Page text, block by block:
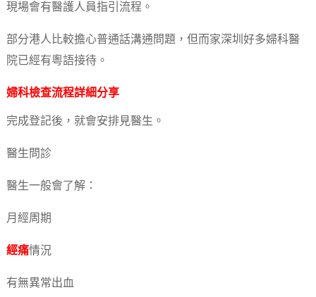
現場會有醫護人員指引流程。
部分港人比較擔心普通話溝通問題，但而家深圳好多婦科醫
院已經有粵語接待。
婦科檢查流程詳細分享
完成登記後，就會安排見醫生。
醫生問診
醫生一般會了解：
月經周期
經痛情況
有無異常出血